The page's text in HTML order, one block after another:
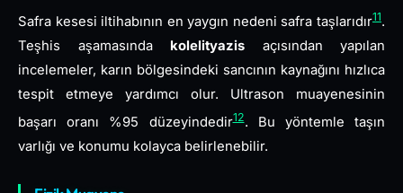
Safra kesesi iltihabının en yaygın nedeni safra taşlarıdır11.
Teşhis aşamasında kolelityazis açısından yapılan
incelemeler, karın bölgesindeki sancının kaynağını hızlıca
tespit etmeye yardımcı olur. Ultrason muayenesinin
başarı oranı %95 düzeyindedir12. Bu yöntemle taşın
varlığı ve konumu kolayca belirlenebilir.